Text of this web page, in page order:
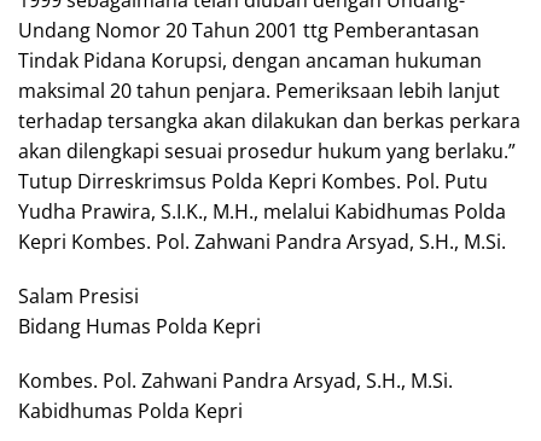
Undang Nomor 20 Tahun 2001 ttg Pemberantasan
Tindak Pidana Korupsi, dengan ancaman hukuman
maksimal 20 tahun penjara. Pemeriksaan lebih lanjut
terhadap tersangka akan dilakukan dan berkas perkara
akan dilengkapi sesuai prosedur hukum yang berlaku.”
Tutup Dirreskrimsus Polda Kepri Kombes. Pol. Putu
Yudha Prawira, S.I.K., M.H., melalui Kabidhumas Polda
Kepri Kombes. Pol. Zahwani Pandra Arsyad, S.H., M.Si.
Salam Presisi
Bidang Humas Polda Kepri
Kombes. Pol. Zahwani Pandra Arsyad, S.H., M.Si.
Kabidhumas Polda Kepri